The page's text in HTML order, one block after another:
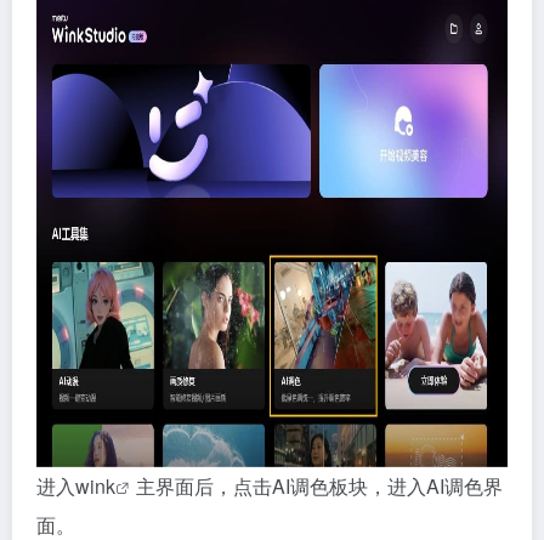
进入wink
主界面后，点击AI调色板块，进入AI调色界
面。